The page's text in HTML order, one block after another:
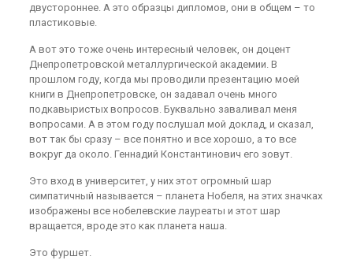
двустороннее. А это образцы дипломов, они в общем – то
пластиковые.
А вот это тоже очень интересный человек, он доцент
Днепропетровской металлургической академии. В
прошлом году, когда мы проводили презентацию моей
книги в Днепропетровске, он задавал очень много
подкавыристых вопросов. Буквально заваливал меня
вопросами. А в этом году послушал мой доклад, и сказал,
вот так бы сразу – все понятно и все хорошо, а то все
вокруг да около. Геннадий Константинович его зовут.
Это вход в университет, у них этот огромный шар
симпатичный называется – планета Нобеля, на этих значках
изображены все нобелевские лауреаты и этот шар
вращается, вроде это как планета наша.
Это фуршет.